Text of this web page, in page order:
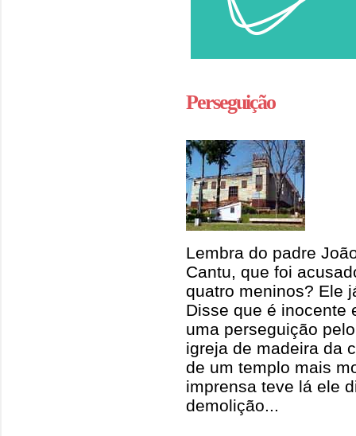
Perseguição
Lembra do padre
Cantu, que foi
quatro meninos? Ele
Disse que é inocente
uma perseguição
igreja de madeira da
de um templo mais
imprensa teve lá ele
demolição...